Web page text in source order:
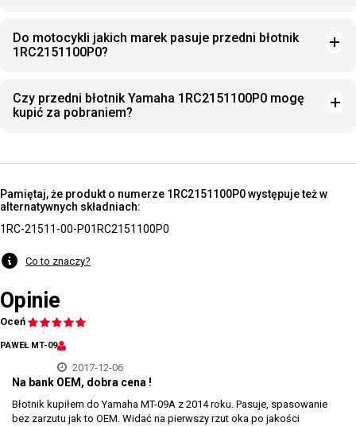
Do motocykli jakich marek pasuje przedni błotnik
1RC2151100P0?
Czy przedni błotnik Yamaha 1RC2151100P0 mogę
kupić za pobraniem?
Pamiętaj, że produkt o numerze 1RC2151100P0 występuje też w
alternatywnych składniach:
1RC-21511-00-P01RC2151100P0
Co to znaczy?
Opinie
Oceń
PAWEŁ MT-09
2017-12-06
Na bank OEM, dobra cena !
Błotnik kupiłem do Yamaha MT-09A z 2014 roku. Pasuje, spasowanie
bez zarzutu jak to OEM. Widać na pierwszy rzut oka po jakości